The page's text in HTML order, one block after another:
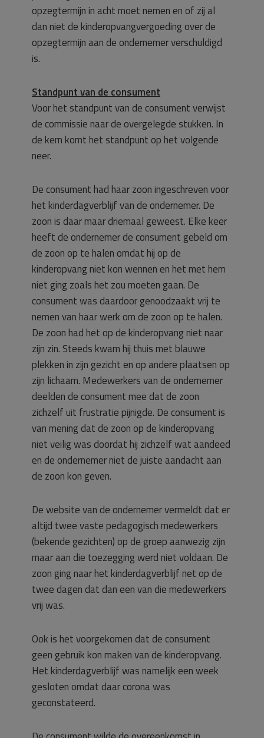
opzegtermijn in acht moet nemen en of zij al
dan niet de kinderopvangvergoeding over de
opzegtermijn aan de ondernemer verschuldigd
is.
Standpunt van de consument
Voor het standpunt van de consument verwijst
de commissie naar de overgelegde stukken. In
de kern komt het standpunt op het volgende
neer.
De consument had haar zoon ingeschreven voor
het kinderdagverblijf van de ondernemer. De
zoon is daar maar driemaal geweest. Elke keer
heeft de ondernemer de consument gebeld om
de zoon op te halen omdat hij op de
kinderopvang niet kon wennen en het met hem
niet ging zoals het zou moeten gaan. De
consument was daardoor genoodzaakt vrij te
nemen van haar werk om de zoon op te halen.
De zoon had het op de kinderopvang niet naar
zijn zin. Steeds kwam hij thuis met blauwe
plekken in zijn gezicht en op andere plaatsen op
zijn lichaam. Medewerkers van de ondernemer
deelden de consument mee dat de zoon
zichzelf uit frustratie pijnigde. De consument is
van mening dat de zoon op de kinderopvang
niet veilig was doordat hij zichzelf wat aandeed
en de ondernemer niet de juiste aandacht aan
de zoon kon geven.
De website van de ondernemer vermeldt dat er
altijd twee vaste pedagogisch medewerkers
(bekende gezichten) op de groep aanwezig zijn
maar aan die toezegging werd niet voldaan. De
zoon ging naar het kinderdagverblijf net op de
twee dagen dat dan een van die medewerkers
vrij was.
Ook is het voorgekomen dat de consument
geen gebruik kon maken van de kinderopvang.
Het kinderdagverblijf was namelijk een week
gesloten omdat daar corona was
geconstateerd.